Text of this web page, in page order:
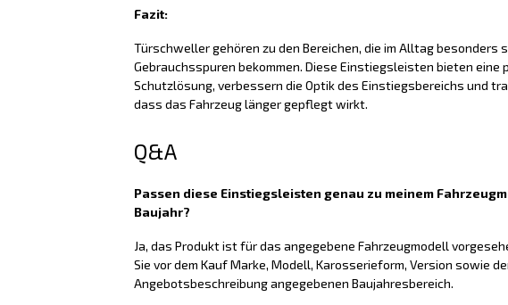
Fazit:
Türschweller gehören zu den Bereichen, die im Alltag besonders
Gebrauchsspuren bekommen. Diese Einstiegsleisten bieten eine
Schutzlösung, verbessern die Optik des Einstiegsbereichs und
dass das Fahrzeug länger gepflegt wirkt.
Q&A
Passen diese Einstiegsleisten genau zu meinem
Baujahr?
Ja, das Produkt ist für das angegebene Fahrzeugmodell
Sie vor dem Kauf Marke, Modell, Karosserieform, Version sowie
Angebotsbeschreibung angegebenen Baujahresbereich.